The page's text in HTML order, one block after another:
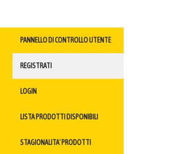
PANNELLO DI CONTROLLO UTENTE
REGISTRATI
LOGIN
LISTA PRODOTTI DISPONIBILI
STAGIONALITA' PRODOTTI